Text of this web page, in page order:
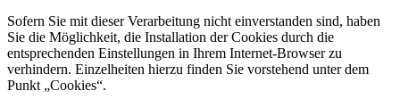
Sofern Sie mit dieser Verarbeitung nicht einverstanden sind, haben
Sie die Möglichkeit, die Installation der Cookies durch die
entsprechenden Einstellungen in Ihrem Internet-Browser zu
verhindern. Einzelheiten hierzu finden Sie vorstehend unter dem
Punkt „Cookies“.